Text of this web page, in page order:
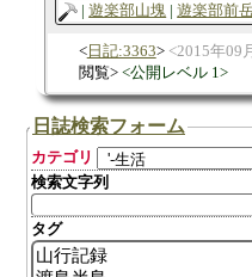
遊楽部山塊
遊楽部前
日記:3363 2015年09
閲覧
公開レベル 1
日誌検索フォーム
カテゴリ
検索文字列
タグ